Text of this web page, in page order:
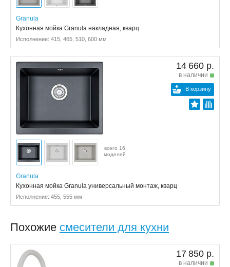
Granula
Кухонная мойка Granula накладная, кварц
Исполнение: 415, 465, 510, 600 мм
14 660 р.
в наличии
В корзину
всего 16
моделей
Granula
Кухонная мойка Granula универсальный монтаж, кварц
Исполнение: 455, 555 мм
Похожие смесители для кухни
17 850 р.
в наличии